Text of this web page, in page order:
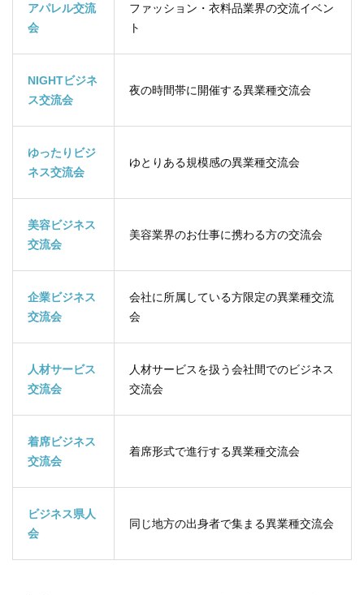
アパレル交流
会
ファッション・衣料品業界の交流イベン
ト
NIGHTビジネ
ス交流会
夜の時間帯に開催する異業種交流会
ゆったりビジ
ネス交流会
ゆとりある規模感の異業種交流会
美容ビジネス
交流会
美容業界のお仕事に携わる方の交流会
企業ビジネス
交流会
会社に所属している方限定の異業種交流
会
人材サービス
交流会
人材サービスを扱う会社間でのビジネス
交流会
着席ビジネス
交流会
着席形式で進行する異業種交流会
ビジネス県人
会
同じ地方の出身者で集まる異業種交流会